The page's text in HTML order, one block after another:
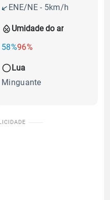
Umidade do ar
58%96%
ENE/NE - 5km/h
Lua
Minguante